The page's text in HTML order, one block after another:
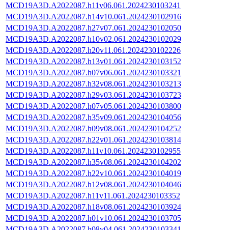
MCD19A3D.A2022087.h11v06.061.2024230103241
MCD19A3D.A2022087.h14v10.061.2024230102916
MCD19A3D.A2022087.h27v07.061.2024230102050
MCD19A3D.A2022087.h10v02.061.2024230102029
MCD19A3D.A2022087.h20v11.061.2024230102226
MCD19A3D.A2022087.h13v01.061.2024230103152
MCD19A3D.A2022087.h07v06.061.2024230103321
MCD19A3D.A2022087.h32v08.061.2024230103213
MCD19A3D.A2022087.h29v03.061.2024230103723
MCD19A3D.A2022087.h07v05.061.2024230103800
MCD19A3D.A2022087.h35v09.061.2024230104056
MCD19A3D.A2022087.h09v08.061.2024230104252
MCD19A3D.A2022087.h22v01.061.2024230103814
MCD19A3D.A2022087.h11v10.061.2024230102955
MCD19A3D.A2022087.h35v08.061.2024230104202
MCD19A3D.A2022087.h22v10.061.2024230104019
MCD19A3D.A2022087.h12v08.061.2024230104046
MCD19A3D.A2022087.h11v11.061.2024230103352
MCD19A3D.A2022087.h18v08.061.2024230103924
MCD19A3D.A2022087.h01v10.061.2024230103705